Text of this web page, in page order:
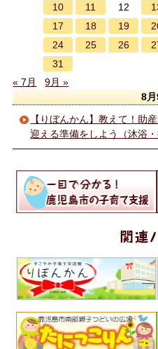
10
11 12
17
18 19
24
25 26
31
« 7月
9月 »
8月
【りぼんかん】教えて！助
迎える準備をしよう（沐浴